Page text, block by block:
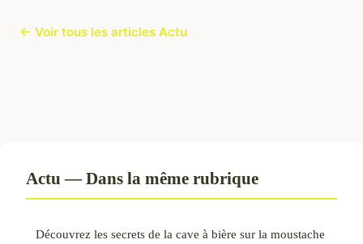
← Voir tous les articles Actu
Actu — Dans la même rubrique
Découvrez les secrets de la cave à bière sur la moustache